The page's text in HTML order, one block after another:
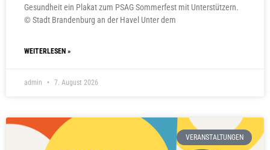
Gesundheit ein Plakat zum PSAG Sommerfest mit Unterstützern.
© Stadt Brandenburg an der Havel Unter dem
WEITERLESEN »
admin 7. August 2026
VERANSTALTUNGEN